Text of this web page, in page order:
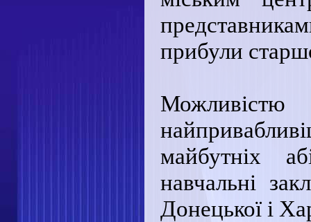
прибули
майбутніх
навчальні
Донецької і